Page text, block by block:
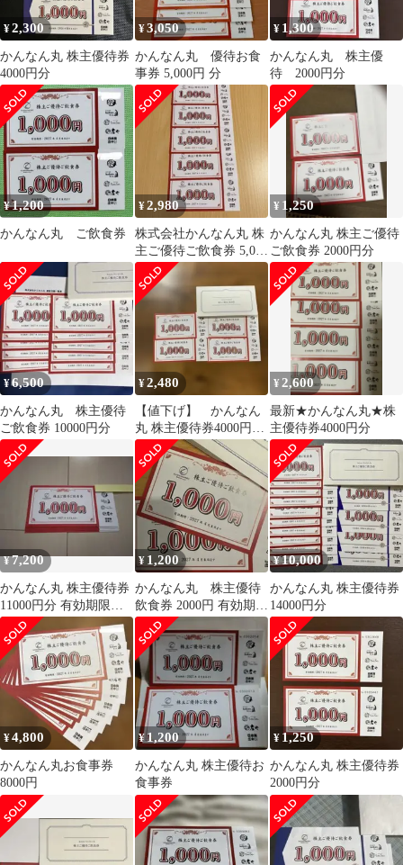
¥2,300
かんなん丸 株主優待券
4000円分
¥3,050
かんなん丸 優待お食
事券 5,000円 分
¥ 1,300
かんなん丸 株主優
待 2000円分
¥1,200
かんなん丸 ご飲食券
¥2,980
株式会社かんなん丸 株
主ご優待ご飲食券 5,000
円分
¥ 1,250
かんなん丸 株主ご優待
ご飲食券 2000円分
¥6,500
かんなん丸 株主優待
ご飲食券 10000円分
¥2,480
【値下げ】 かんなん
丸 株主優待券4000円
匿名配送 メルカリ便
¥ 2,600
最新★かんなん丸★株
主優待券4000円分
¥7,200
かんなん丸 株主優待券
11000円分 有効期限
2027年4月末日まで
¥ 1,200
かんなん丸 株主優待
飲食券 2000円 有効期限
2027年4月
¥10,000
かんなん丸 株主優待券
14000円分
¥4,800
かんなん丸お食事券
8000円
¥1,200
かんなん丸 株主優待お
食事券
¥ 1,250
かんなん丸 株主優待券
2000円分